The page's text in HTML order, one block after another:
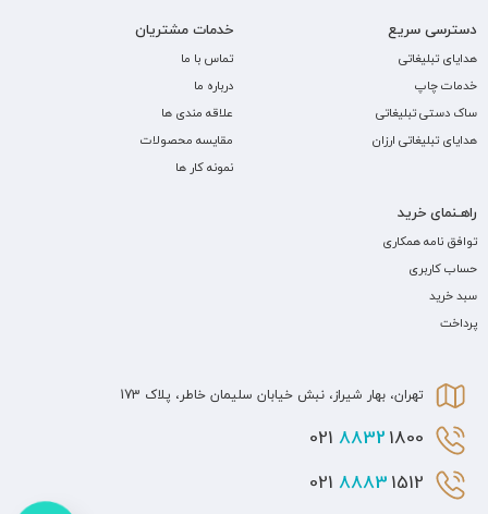
دسترسی سریع
هدایای تبلیغاتی
خدمات چاپ
ساک دستی تبلیغاتی
هدایای تبلیغاتی ارزان
خدمات مشتریان
تماس با ما
درباره ما
علاقه مندی ها
مقایسه محصولات
نمونه کار ها
راهـنمای خرید
توافق نامه همکاری
حساب کاربری
سبد خرید
پرداخت
تهران، بهار شیراز، نبش خیابان سلیمان خاطر، پلاک 173
8832 1800 021
8883 1512 021